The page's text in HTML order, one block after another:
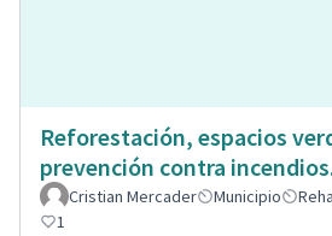
Reforestación, espacios
prevención contra
Cristian Mercader Municipio
1